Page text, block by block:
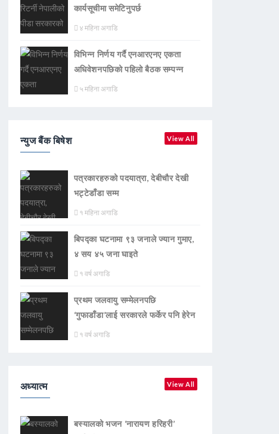
कार्यसूचीमा समेटिनुपर्छ
४ महिना अगाडि
विभिन्न निर्णय गर्दै एनआरएनए एकता
अधिवेशनपछिको पहिलो बैठक सम्पन्न
५ महिना अगाडि
न्युज बैंक बिषेश View All
पत्रकारहरुको पदयात्रा, देबीचौर देखी
भट्टेडाँडा सम्म
१ महिना अगाडि
बिपद्का घटनामा ९३ जनाले ज्यान गुमाए,
४ सय ४५ जना घाइते
१ वर्ष अगाडि
प्रथम जलवायु सम्मेलनपछि
‘गुफाडाँडा’लाई सरकारले फर्केर पनि हेरेन
१ वर्ष अगाडि
अध्यात्म View All
बस्यालको भजन ‘नारायण हरिहरी’